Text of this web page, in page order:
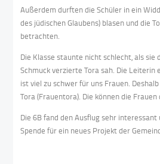
Außerdem durften die Schüler in ein
des jüdischen Glaubens) blasen und die
betrachten.
Die Klasse staunte nicht schlecht, als sie
Schmuck verzierte Tora sah. Die Leiterin
ist viel zu schwer für uns Frauen.
Tora (Frauentora). Die können die
Die 6B fand den Ausflug sehr interessant
Spende für ein neues Projekt der